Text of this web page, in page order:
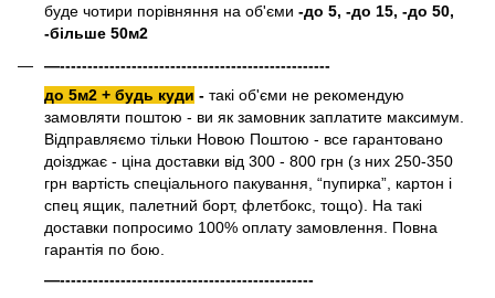
буде чотири порівняння на об'єми -до 5, -до 15, -до 50,
-більше 50м2
—-------------------------------------------------
до 5м2 + будь куди - такі об'єми не рекомендую
замовляти поштою - ви як замовник заплатите максимум.
Відправляємо тільки Новою Поштою - все гарантовано
доізджає - ціна доставки від 300 - 800 грн (з них 250-350
грн вартість спеціального пакування, “пупирка”, картон і
спец ящик, палетний борт, флетбокс, тощо). На такі
доставки попросимо 100% оплату замовлення. Повна
гарантія по бою.
—----------------------------------------------